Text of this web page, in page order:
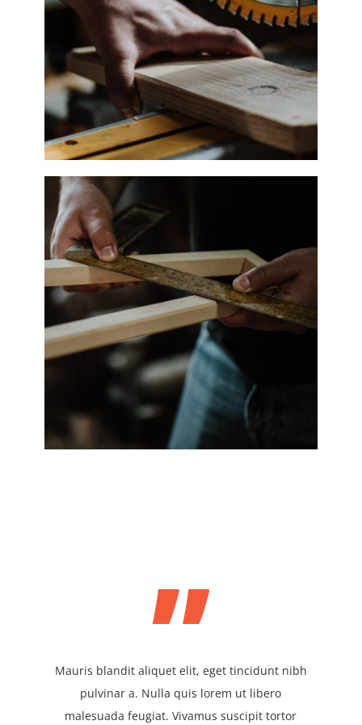
”
Mauris blandit aliquet elit, eget tincidunt nibh
pulvinar a. Nulla quis lorem ut libero
malesuada feugiat. Vivamus suscipit tortor